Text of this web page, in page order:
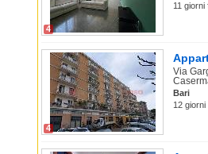
4
11
4
Via
Bari
12